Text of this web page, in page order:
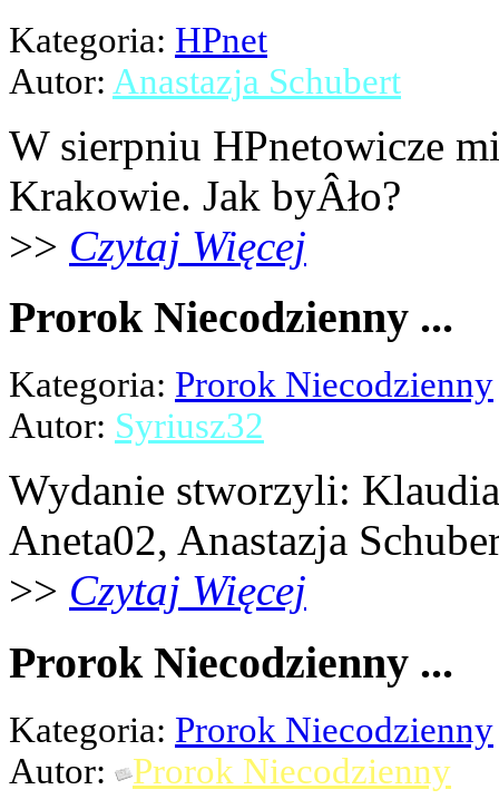
Kategoria: HPnet
Autor: Anastazja Schubert
W sierpniu HPnetowicze
Krakowie. Jak byÂło?
>> Czytaj Więcej
Prorok Niecodzienny ...
Kategoria: Prorok Niecodzienny
Autor: Syriusz32
Wydanie stworzyli:
Aneta02, Anastazja
>> Czytaj Więcej
Prorok Niecodzienny ...
Kategoria: Prorok Niecodzienny
Autor:
Prorok Niecodzienny